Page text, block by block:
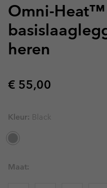
Omni-
heren
Regular price:
€ 55,00
Kleur: Black
Maat: